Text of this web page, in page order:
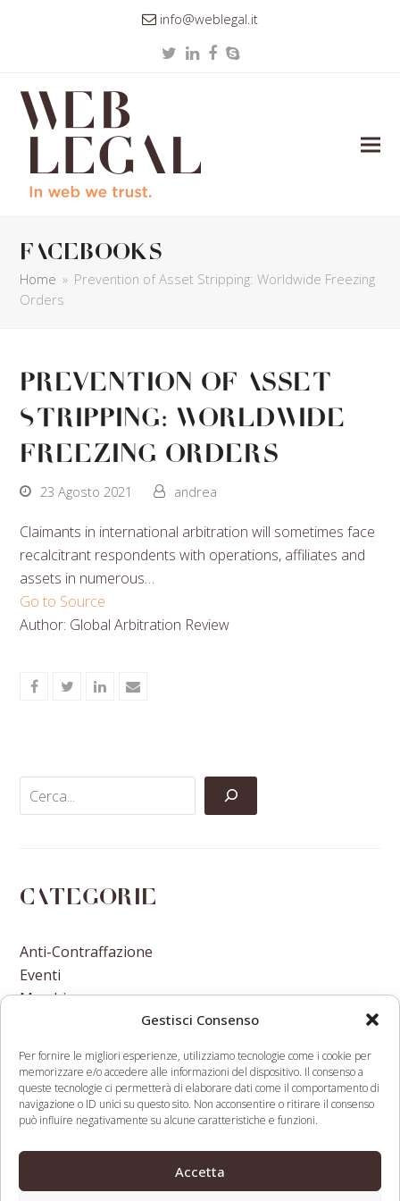
Gestisci Consenso
Per fornire le migliori esperienze, utilizziamo tecnologie come i cookie per
memorizzare e/o accedere alle informazioni del dispositivo. Il consenso a
queste tecnologie ci permetterà di elaborare dati come il comportamento di
navigazione o ID unici su questo sito. Non acconsentire o ritirare il consenso
può influire negativamente su alcune caratteristiche e funzioni.
Accetta
info@weblegal.it
TwitterLinkedIn
Facebook
Skype
facebooks
Home » Prevention of Asset Stripping: Worldwide Freezing
Orders
Prevention of Asset
Stripping: Worldwide
Freezing Orders
23 Agosto 2021 andrea
Claimants in international arbitration will sometimes face
recalcitrant respondents with operations, affiliates and
assets in numerous…
Go to Source
Author: Global Arbitration Review
ShareShareShareShare
Categorie
Anti-Contraffazione
Eventi
Marchi
previous
Funniest/Most Insightful
Comments Of The Week
next
CNNIC files more